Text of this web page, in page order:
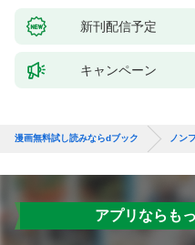
新刊配信予定
キャンペーン
漫画無料試し読みならdブック ノン
アプリならも